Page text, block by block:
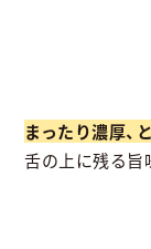
まったり濃厚、
舌の上に残る旨